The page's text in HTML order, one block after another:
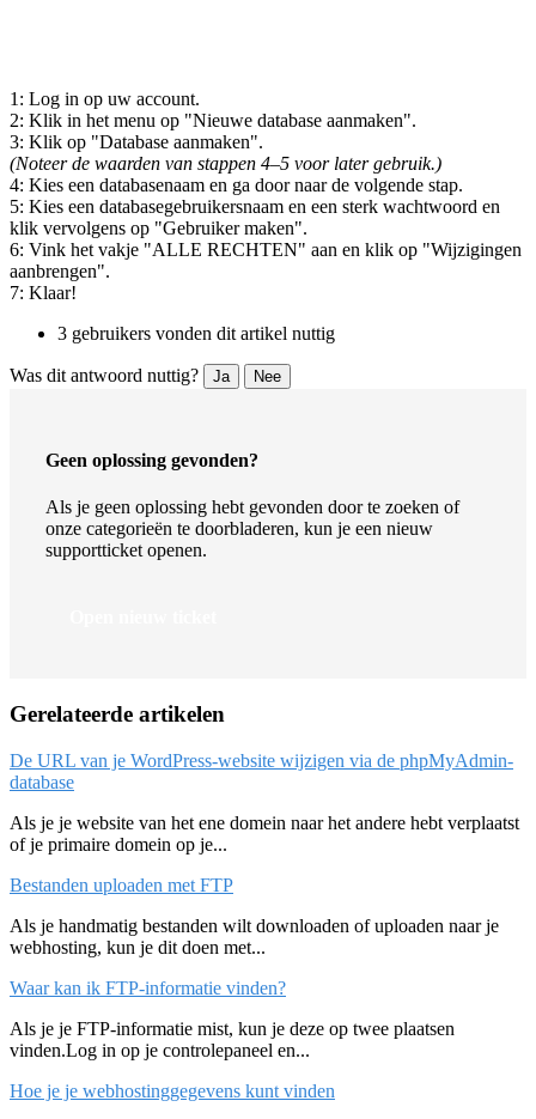
1: Log in op uw account.
2: Klik in het menu op "Nieuwe database aanmaken".
3: Klik op "Database aanmaken".
(Noteer de waarden van stappen 4–5 voor later gebruik.)
4: Kies een databasenaam en ga door naar de volgende stap.
5: Kies een databasegebruikersnaam en een sterk wachtwoord en
klik vervolgens op "Gebruiker maken".
6: Vink het vakje "ALLE RECHTEN" aan en klik op "Wijzigingen
aanbrengen".
7: Klaar!
3 gebruikers vonden dit artikel nuttig
Was dit antwoord nuttig? Ja Nee
Geen oplossing gevonden?
Als je geen oplossing hebt gevonden door te zoeken of
onze categorieën te doorbladeren, kun je een nieuw
supportticket openen.
Gerelateerde artikelen
De URL van je WordPress-website wijzigen via de phpMyAdmin-
database
Als je je website van het ene domein naar het andere hebt verplaatst
of je primaire domein op je...
Bestanden uploaden met FTP
Als je handmatig bestanden wilt downloaden of uploaden naar je
webhosting, kun je dit doen met...
Waar kan ik FTP-informatie vinden?
Als je je FTP-informatie mist, kun je deze op twee plaatsen
vinden.Log in op je controlepaneel en...
Hoe je je webhostinggegevens kunt vinden